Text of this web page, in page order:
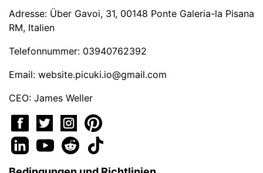
Adresse: Über Gavoi, 31, 00148 Ponte Galeria-la Pisana
RM, Italien
Telefonnummer: 03940762392
Email: website.picuki.io@gmail.com
CEO: James Weller